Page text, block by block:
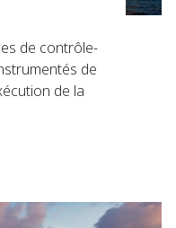
de contrôle-
de
de la